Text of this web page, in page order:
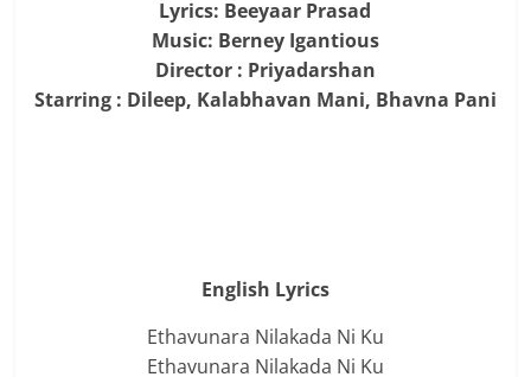
Lyrics: Beeyaar Prasad
Music: Berney Igantious
Director : Priyadarshan
Starring : Dileep, Kalabhavan Mani, Bhavna Pani
English Lyrics
Ethavunara Nilakada Ni Ku
Ethavunara Nilakada Ni Ku